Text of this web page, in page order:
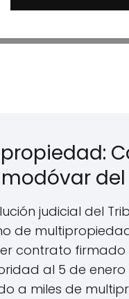
del
judicial del
de
contrato firmado
al 5 de enero
a miles de